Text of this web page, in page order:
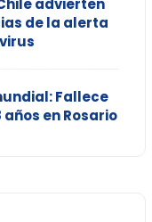
advierten
de la alerta
Fallece
en Rosario